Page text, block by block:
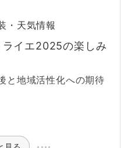
・天気情報
ライエ2025の楽しみ
と地域活性化への期待